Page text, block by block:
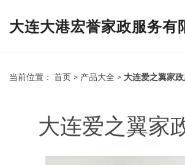
大连大港宏誉家政服务有
当前位置： 首页 > 产品大全 > 大连爱之翼家
大连爱之翼家